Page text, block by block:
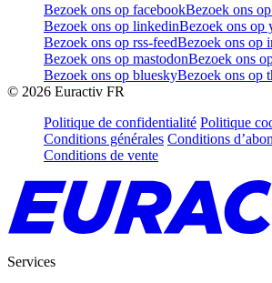
Bezoek ons op facebookBezoek ons
Bezoek ons op linkedinBezoek ons op
Bezoek ons op rss-feedBezoek ons op
Bezoek ons op mastodonBezoek ons
Bezoek ons op blueskyBezoek ons op
© 2026 Euractiv FR
Politique de confidentialité Politique
Conditions générales Conditions
Conditions de vente
Services